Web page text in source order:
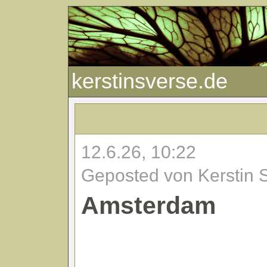
kerstinsverse.de
12.6.26, 10:22
Geposted von Kerstin
Amsterdam